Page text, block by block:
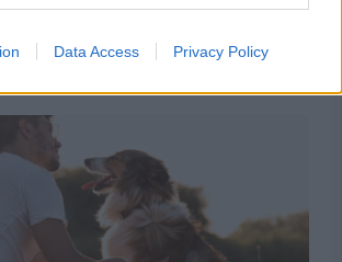
Data Access Privacy Policy
Video